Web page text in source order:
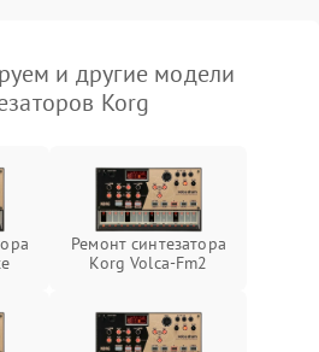
и другие модели
Korg
Ремонт синтезатора
Korg Volca-Fm2